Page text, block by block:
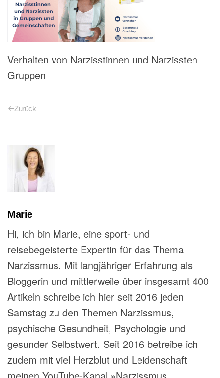
Verhalten von Narzisstinnen und Narzissten
Gruppen
Zurück
Marie
Hi, ich bin Marie, eine sport- und
reisebegeisterte Expertin für das Thema
Narzissmus. Mit langjähriger Erfahrung als
Bloggerin und mittlerweile über insgesamt 400
Artikeln schreibe ich hier seit 2016 jeden
Samstag zu den Themen Narzissmus,
psychische Gesundheit, Psychologie und
gesunder Selbstwert. Seit 2016 betreibe ich
zudem mit viel Herzblut und Leidenschaft